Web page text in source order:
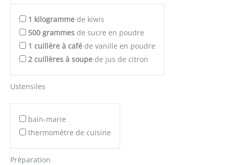
1 kilogramme de kiwis
500 grammes de sucre en poudre
1 cuillère à café de vanille en poudre
2 cuillères à soupe de jus de citron
Ustensiles
bain-marie
thermomètre de cuisine
Préparation